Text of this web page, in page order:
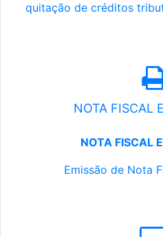
quitação de créditos
NOTA FISCAL
NOTA FISCAL
Emissão de Nota